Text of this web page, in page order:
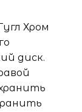
Хром
диск.